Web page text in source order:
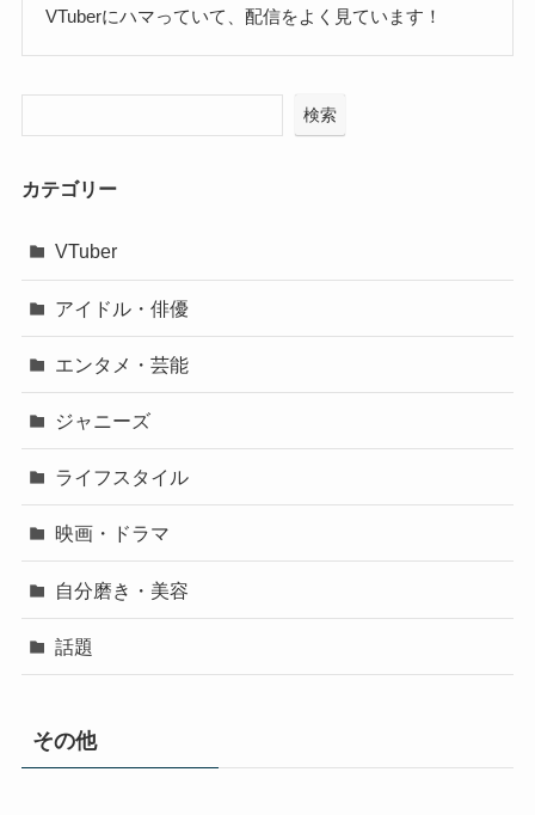
VTuberにハマっていて、配信をよく見ています！
検索
カテゴリー
VTuber
アイドル・俳優
エンタメ・芸能
ジャニーズ
ライフスタイル
映画・ドラマ
自分磨き・美容
話題
その他